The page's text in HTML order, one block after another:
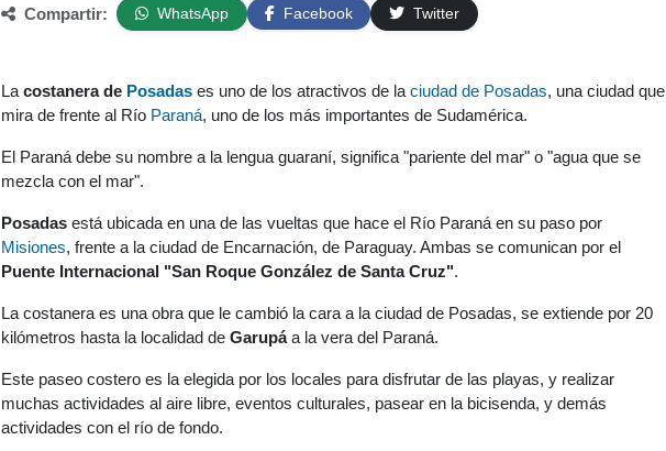
Compartir: WhatsApp Facebook Twitter
La costanera de Posadas es uno de los atractivos de la ciudad de Posadas, una ciudad que
mira de frente al Río Paraná, uno de los más importantes de Sudamérica.
El Paraná debe su nombre a la lengua guaraní, significa "pariente del mar" o "agua que se
mezcla con el mar".
Posadas está ubicada en una de las vueltas que hace el Río Paraná en su paso por
Misiones, frente a la ciudad de Encarnación, de Paraguay. Ambas se comunican por el
Puente Internacional "San Roque González de Santa Cruz".
La costanera es una obra que le cambió la cara a la ciudad de Posadas, se extiende por 20
kilómetros hasta la localidad de Garupáa la vera del Paraná.
Este paseo costero es la elegida por los locales para disfrutar de las playas, y realizar
muchas actividades al aire libre, eventos culturales, pasear en la bicisenda, y demás
actividades con el río de fondo.